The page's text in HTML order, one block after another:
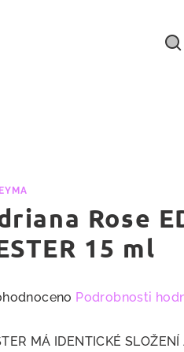
Rose
15 ml
Podrobnosti
MÁ IDENTICKÉ